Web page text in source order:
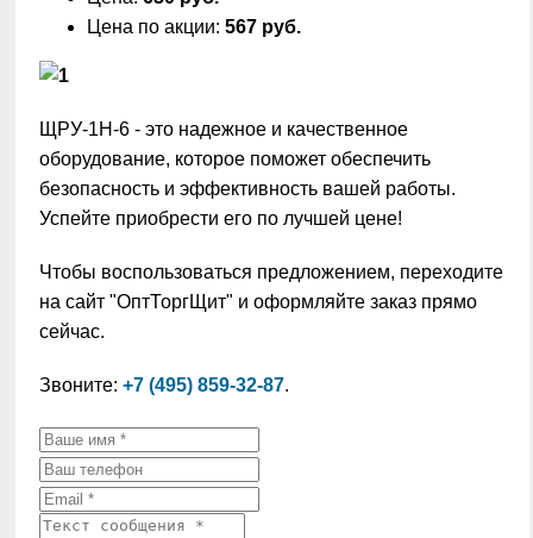
Цена по акции: 567 руб.
ЩРУ-1Н-6 - это надежное и качественное
оборудование, которое поможет обеспечить
безопасность и эффективность вашей работы.
Успейте приобрести его по лучшей цене!
Чтобы воспользоваться предложением, переходите
на сайт "ОптТоргЩит" и оформляйте заказ прямо
сейчас.
Звоните: +7 (495) 859-32-87.